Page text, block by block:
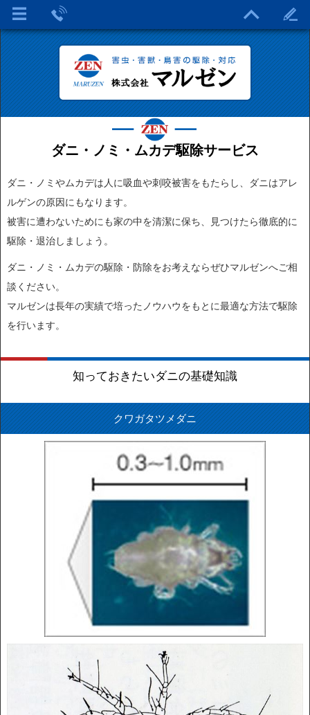
ダニ・ノミ・ムカデ駆除サービス
ダニ・ノミやムカデは人に吸血や刺咬被害をもたらし、ダニはアレ
ルゲンの原因にもなります。
被害に遭わないためにも家の中を清潔に保ち、見つけたら徹底的に
駆除・退治しましょう。
ダニ・ノミ・ムカデの駆除・防除をお考えならぜひマルゼンへご相
談ください。
マルゼンは長年の実績で培ったノウハウをもとに最適な方法で駆除
を行います。
知っておきたいダニの基礎知識
クワガタツメダニ